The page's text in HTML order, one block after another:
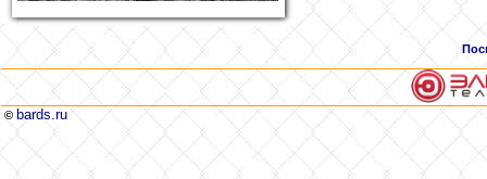
© bards.ru